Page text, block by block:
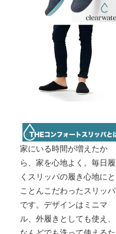
家にいる時間が増えたか
ら、家を心地よく。毎日履
くスリッパの履き心地にと
ことんこだわったスリッパ
です。デザインはミニマ
ル、外履きとしても使え、